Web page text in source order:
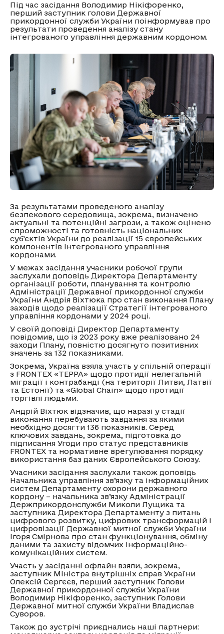
Під час засідання Володимир Нікіфоренко,
перший заступник голови Державної
прикордонної служби України поінформував про
результати проведення аналізу стану
інтегрованого управління державним кордоном.
За результатами проведеного аналізу
безпекового середовища, зокрема, визначено
актуальні та потенційні загрози, а також оцінено
спроможності та готовність національних
суб’єктів України до реалізації 15 європейських
компонентів інтегрованого управління
кордонами.
У межах засідання учасники робочої групи
заслухали доповідь Директора Департаменту
організації роботи, планування та контролю
Адміністрації Державної прикордонної служби
України Андрія Віхтюка про стан виконання Плану
заходів щодо реалізації Стратегії інтегрованого
управління кордонами у 2024 році.
У своїй доповіді Директор Департаменту
повідомив, що із 2023 року вже реалізовано 24
заходи Плану, повністю досягнуто позитивних
значень за 132 показниками.
Зокрема, Україна взяла участь у спільній операції
з FRONTEX «ТЕРРА» щодо протидії нелегальній
міграції і контрабанді (на території Литви, Латвії
та Естонії) та «Global Chain» щодо протидії
торгівлі людьми.
Андрій Віхтюк відзначив, що наразі у стадії
виконання перебувають завдання за якими
необхідно досягти 136 показників. Серед
ключових завдань, зокрема, підготовка до
підписання Угоди про статус представників
FRONTEX та нормативне врегулювання порядку
використання баз даних Європейського Союзу.
Учасники засідання заслухали також доповідь
Начальника управління зв’язку та інформаційних
систем Департаменту охорони державного
кордону – начальника зв’язку Адміністрації
Держприкордонслужби Миколи Лущика та
заступника Директора Департаменту з питань
цифрового розвитку, цифрових трансформацій і
цифровізації Державної митної служби України
Ігоря Смірнова про стан функціонування, обміну
даними та захисту відомчих інформаційно-
комунікаційних систем.
Участь у засіданні офлайн взяли, зокрема,
заступник Міністра внутрішніх справ України
Олексій Сергєєв, перший заступник Голови
Державної прикордонної служби України
Володимир Нікіфоренко, заступник Голови
Державної митної служби України Владислав
Суворов.
Також до зустрічі приєднались наші партнери: